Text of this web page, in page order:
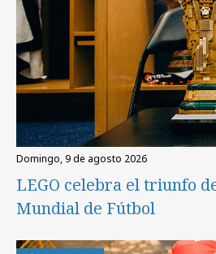
domingo, 9 de agosto 2026
LEGO celebra el triunfo
Mundial de Fútbol